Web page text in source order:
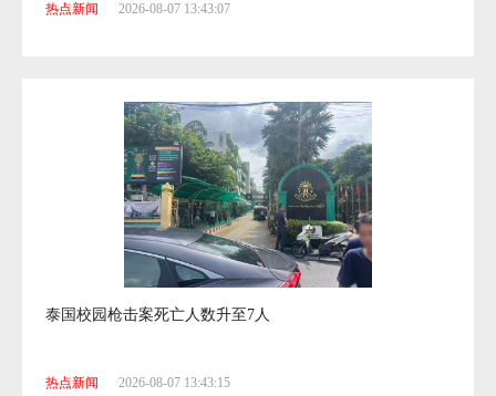
热点新闻 2026-08-07 13:43:07
泰国校园枪击案死亡人数升至7人
热点新闻 2026-08-07 13:43:15